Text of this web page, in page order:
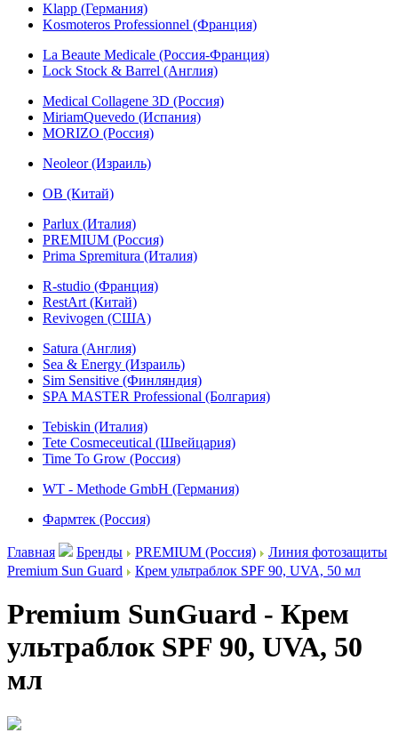
Klapp (Германия)
Kosmoteros Professionnel (Франция)
La Beaute Medicale (Россия-Франция)
Lock Stock & Barrel (Англия)
Medical Collagene 3D (Россия)
MiriamQuevedo (Испания)
MORIZO (Россия)
Neoleor (Израиль)
OB (Китай)
Parlux (Италия)
PREMIUM (Россия)
Prima Spremitura (Италия)
R-studio (Франция)
RestArt (Китай)
Revivogen (США)
Satura (Англия)
Sea & Energy (Израиль)
Sim Sensitive (Финляндия)
SPA MASTER Professional (Болгария)
Tebiskin (Италия)
Tete Cosmeceutical (Швейцария)
Time To Grow (Россия)
WT - Methode GmbH (Германия)
Фармтек (Россия)
Главная Бренды PREMIUM (Россия)
Линия фотозащиты
Premium Sun Guard
Крем ультраблок SPF 90, UVA, 50 мл
Premium SunGuard - Крем
ультраблок SPF 90, UVA, 50
мл